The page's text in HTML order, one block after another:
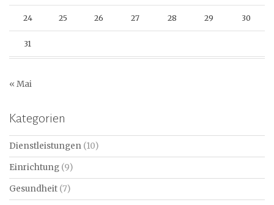
24 25 26 27 28 29 30
31
« Mai
Kategorien
Dienstleistungen (10)
Einrichtung (9)
Gesundheit (7)